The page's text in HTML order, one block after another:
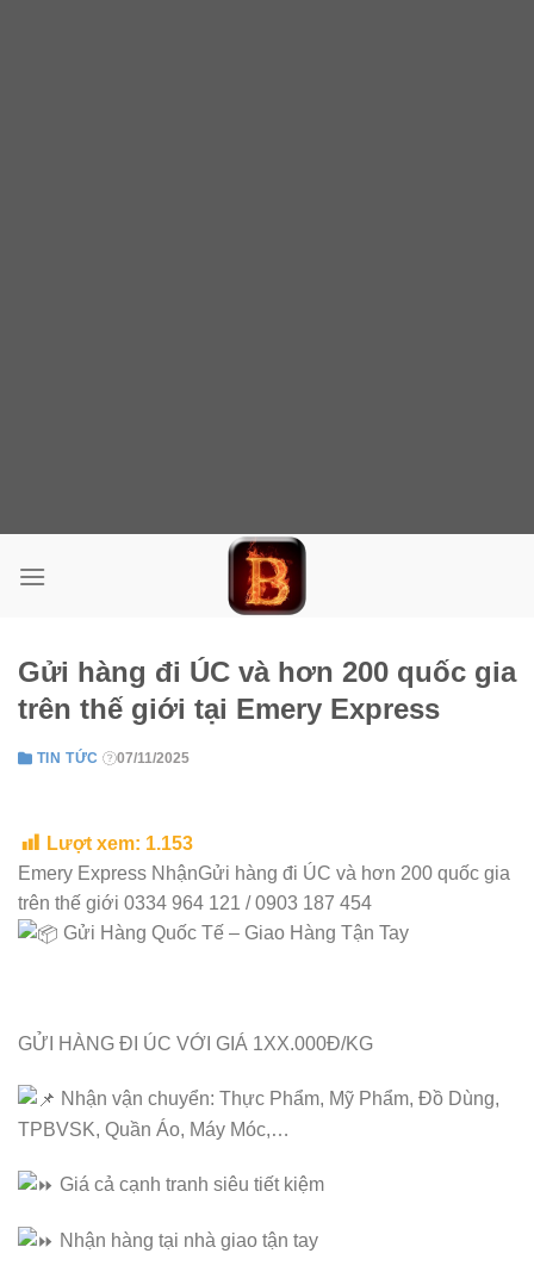
Gửi hàng đi ÚC và hơn 200 quốc gia
trên thế giới tại Emery Express
TIN TỨC 07/11/2025
Lượt xem: 1.153
Emery Express NhậnGửi hàng đi ÚC và hơn 200 quốc gia
trên thế giới 0334 964 121 / 0903 187 454
Gửi Hàng Quốc Tế – Giao Hàng Tận Tay
GỬI HÀNG ĐI ÚC VỚI GIÁ 1XX.000Đ/KG
N hận vận chuyển: Thực Phẩm, Mỹ Phẩm, Đồ Dùng,
TPBVSK, Quần Áo, Máy Móc,…
Giá cả cạnh tranh siêu tiết kiệm
Nhận hàng tại nhà giao tận tay